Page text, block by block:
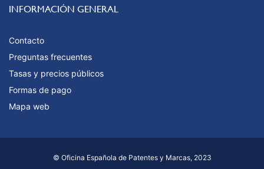
INFORMACIÓN GENERAL
Contacto
Preguntas frecuentes
Tasas y precios públicos
Formas de pago
Mapa web
© Oficina Española de Patentes y Marcas, 2023